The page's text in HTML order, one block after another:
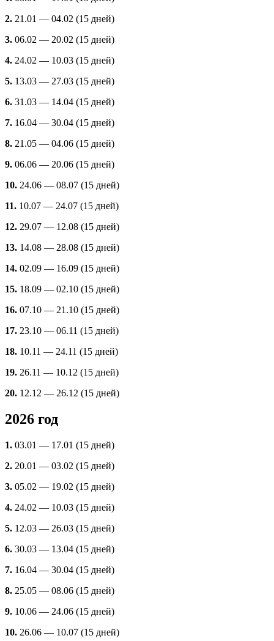
2. 21.01 — 04.02 (15 дней)
3. 06.02 — 20.02 (15 дней)
4. 24.02 — 10.03 (15 дней)
5. 13.03 — 27.03 (15 дней)
6. 31.03 — 14.04 (15 дней)
7. 16.04 — 30.04 (15 дней)
8. 21.05 — 04.06 (15 дней)
9. 06.06 — 20.06 (15 дней)
10. 24.06 — 08.07 (15 дней)
11. 10.07 — 24.07 (15 дней)
12. 29.07 — 12.08 (15 дней)
13. 14.08 — 28.08 (15 дней)
14. 02.09 — 16.09 (15 дней)
15. 18.09 — 02.10 (15 дней)
16. 07.10 — 21.10 (15 дней)
17. 23.10 — 06.11 (15 дней)
18. 10.11 — 24.11 (15 дней)
19. 26.11 — 10.12 (15 дней)
20. 12.12 — 26.12 (15 дней)
2026 год
1. 03.01 — 17.01 (15 дней)
2. 20.01 — 03.02 (15 дней)
3. 05.02 — 19.02 (15 дней)
4. 24.02 — 10.03 (15 дней)
5. 12.03 — 26.03 (15 дней)
6. 30.03 — 13.04 (15 дней)
7. 16.04 — 30.04 (15 дней)
8. 25.05 — 08.06 (15 дней)
9. 10.06 — 24.06 (15 дней)
10. 26.06 — 10.07 (15 дней)